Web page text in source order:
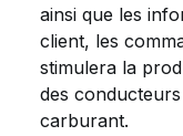
ainsi que les
client, les
stimulera la
des
carburant.